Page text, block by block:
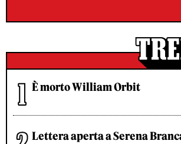
È morto William Orbit
Lettera aperta a Serena